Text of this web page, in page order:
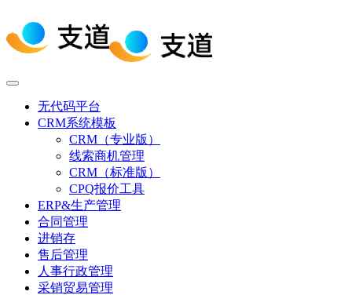
无代码平台
CRM系统模板
CRM（专业版）
线索商机管理
CRM（标准版）
CPQ报价工具
ERP&生产管理
合同管理
进销存
售后管理
人事行政管理
采销贸易管理